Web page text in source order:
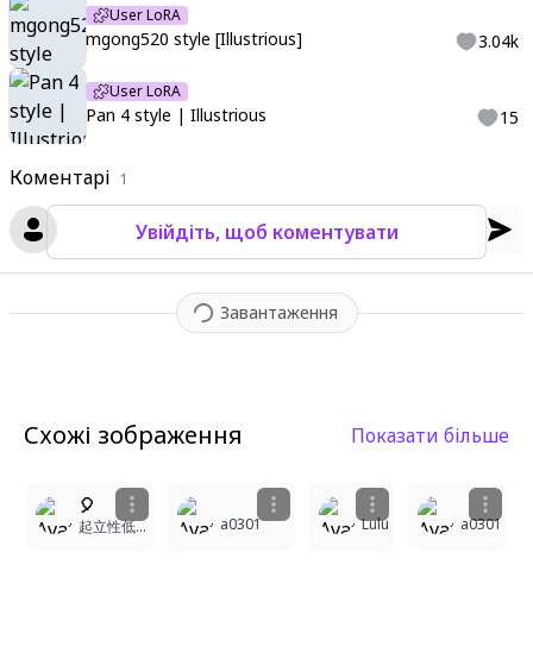
Коментарі 1
Увійдіть, щоб коментувати
Завантаження
User LoRA
mgong520 style [Illustrious] 3.04k
User LoRA
Pan 4 style | Illustrious 15
Схожі зображення Показати більше
🎈
起立性低血圧 a0301 Lulu a0301